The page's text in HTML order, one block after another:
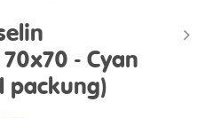
- Cyan
packung)